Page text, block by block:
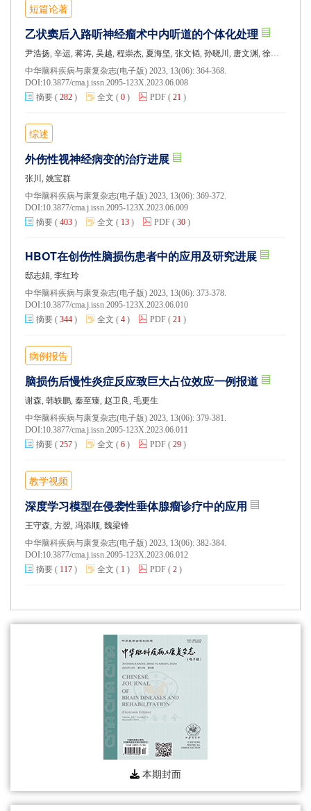
短篇论著
乙状窦后入路听神经瘤术中内听道的个体化处理
尹浩扬, 辛运, 蒋涛, 吴越, 程崇杰, 夏海坚, 张文韬, 孙晓川, 唐文渊, 徐胜生, 钟东
中华脑科疾病与康复杂志(电子版) 2023, 13(06): 364-368.
DOI:10.3877/cma.j.issn.2095-123X.2023.06.008
摘要 ( 282 ) 全文 ( 0 ) PDF ( 21 )
综述
外伤性视神经病变的治疗进展
张川, 姚宝群
中华脑科疾病与康复杂志(电子版) 2023, 13(06): 369-372.
DOI:10.3877/cma.j.issn.2095-123X.2023.06.009
摘要 ( 403 ) 全文 ( 13 ) PDF ( 30 )
HBOT在创伤性脑损伤患者中的应用及研究进展
邸志娟, 李红玲
中华脑科疾病与康复杂志(电子版) 2023, 13(06): 373-378.
DOI:10.3877/cma.j.issn.2095-123X.2023.06.010
摘要 ( 344 ) 全文 ( 4 ) PDF ( 21 )
病例报告
脑损伤后慢性炎症反应致巨大占位效应一例报道
谢森, 韩轶鹏, 秦至臻, 赵卫良, 毛更生
中华脑科疾病与康复杂志(电子版) 2023, 13(06): 379-381.
DOI:10.3877/cma.j.issn.2095-123X.2023.06.011
摘要 ( 257 ) 全文 ( 6 ) PDF ( 29 )
教学视频
深度学习模型在侵袭性垂体腺瘤诊疗中的应用
王守森, 方翌, 冯添顺, 魏梁锋
中华脑科疾病与康复杂志(电子版) 2023, 13(06): 382-384.
DOI:10.3877/cma.j.issn.2095-123X.2023.06.012
摘要 ( 117 ) 全文 ( 1 ) PDF ( 2 )
本期封面